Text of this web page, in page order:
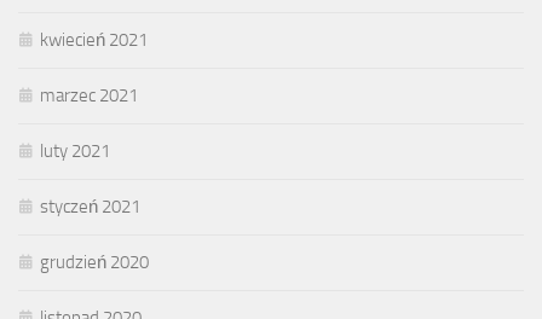
kwiecień 2021
marzec 2021
luty 2021
styczeń 2021
grudzień 2020